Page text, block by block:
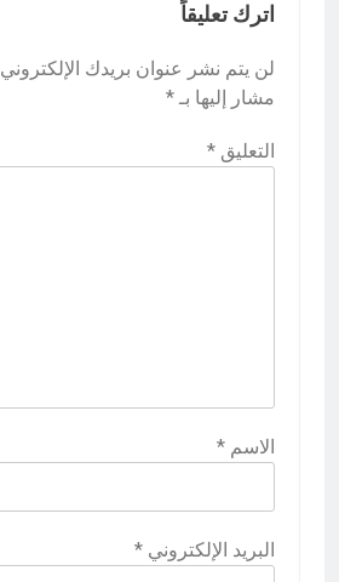
اترك تعليقاً
لن يتم نشر عنوان بريدك الإلكتروني.
مشار إليها بـ *
التعليق *
الاسم *
البريد الإلكتروني *